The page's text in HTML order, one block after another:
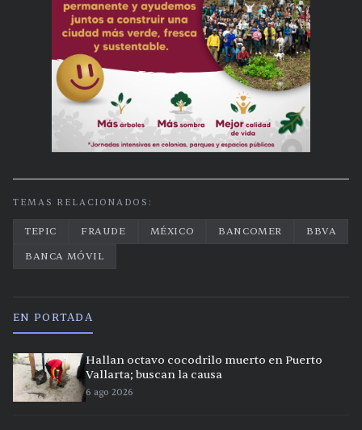
TEMAS RELACIONADOS:
TEPIC FRAUDE MÉXICO BANCOMER
BBVA
BANCA MÓVIL
EN PORTADA
Hallan octavo cocodrilo muerto en Puerto
Vallarta; buscan la causa
6 ago 2026